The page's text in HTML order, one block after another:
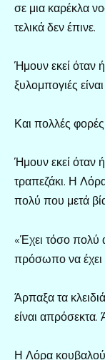
σε μια καρέκλα
τελικά δεν έπινε.
Ήμουν εκεί όταν
ξυλομπογιές
Και πολλές
Ήμουν εκεί όταν
τραπεζάκι. Η
πολύ που μετά
«Έχει τόσο πολύ
πρόσωπο να έχει
Άρπαξα τα
είναι απρόσεκτα.
Η Λόρα